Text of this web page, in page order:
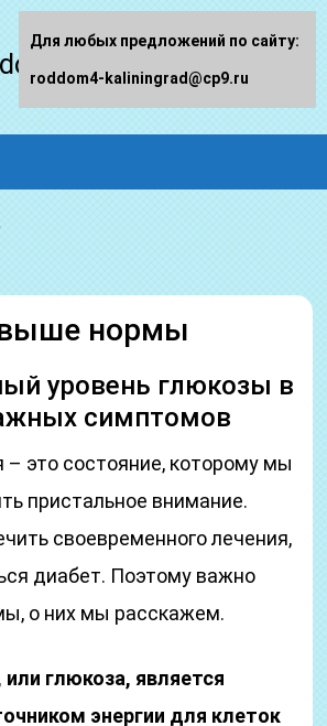
kaliningrad.ru
нормы
уровень глюкозы в
симптомов
– это состояние, которому мы
пристальное внимание.
своевременного лечения,
диабет. Поэтому важно
о них мы расскажем.
или глюкоза, является
энергии для клеток
Для любых предложений по сайту:
roddom4-kaliningrad@cp9.ru